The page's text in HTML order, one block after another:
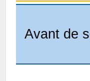
Avant de